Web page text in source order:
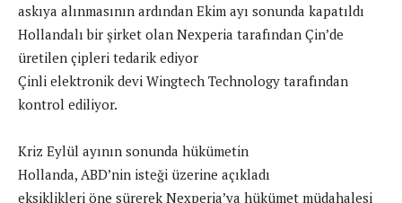
askıya alınmasının ardından Ekim ayı sonunda kapatıldı
Hollandalı bir şirket olan Nexperia tarafından Çin’de
üretilen çipleri tedarik ediyor
Çinli elektronik devi Wingtech Technology tarafından
kontrol ediliyor.
Kriz Eylül ayının sonunda hükümetin
Hollanda, ABD’nin isteği üzerine açıkladı
eksiklikleri öne sürerek Nexperia’ya hükümet müdahalesi